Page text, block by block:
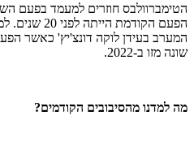
הטימברוולבס חוזרים למעמד בפעם
הפעם הקודמת
המערב בעידן לוקה דונצ'יץ' כאשר
שונה מזו ב-2022.
מה למדנו מהסיבובים הקודמים?